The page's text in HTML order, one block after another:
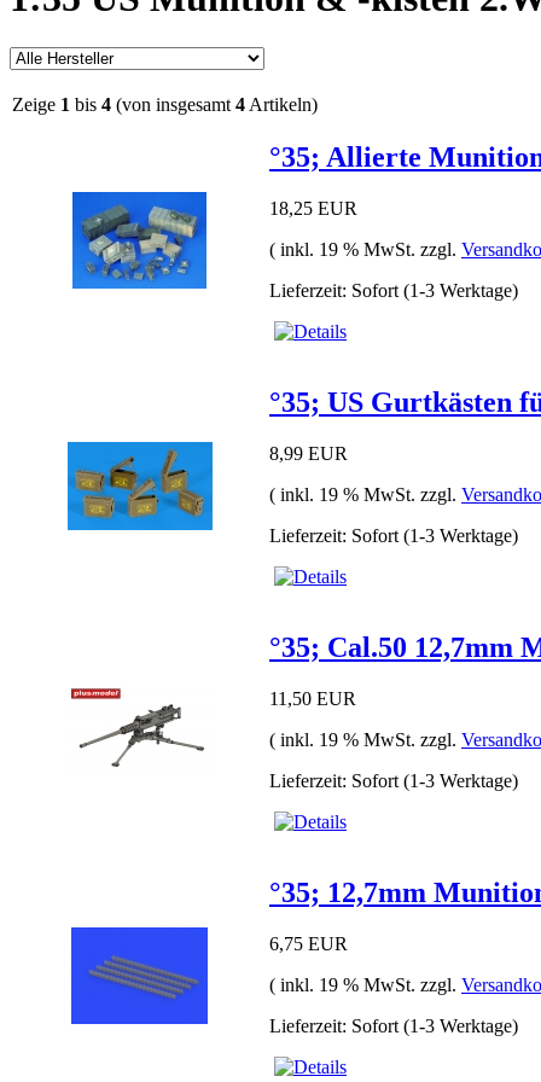
Zeige 1 bis 4 (von insgesamt 4 Artikeln)
°35; Allierte
18,25 EUR
( inkl. 19 % MwSt. zzgl.
Lieferzeit: Sofort (1-3 Werktage)
°35; US Gurtkästen
8,99 EUR
( inkl. 19 % MwSt. zzgl.
Lieferzeit: Sofort (1-3 Werktage)
°35; Cal.50 12,7mm
11,50 EUR
( inkl. 19 % MwSt. zzgl.
Lieferzeit: Sofort (1-3 Werktage)
°35; 12,7mm
6,75 EUR
( inkl. 19 % MwSt. zzgl.
Lieferzeit: Sofort (1-3 Werktage)